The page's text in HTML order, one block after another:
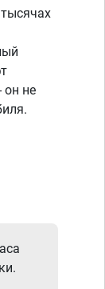
он не